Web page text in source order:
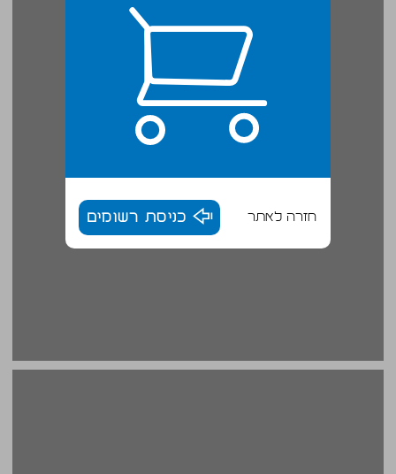
חזרה לאתר כניסת רשומים